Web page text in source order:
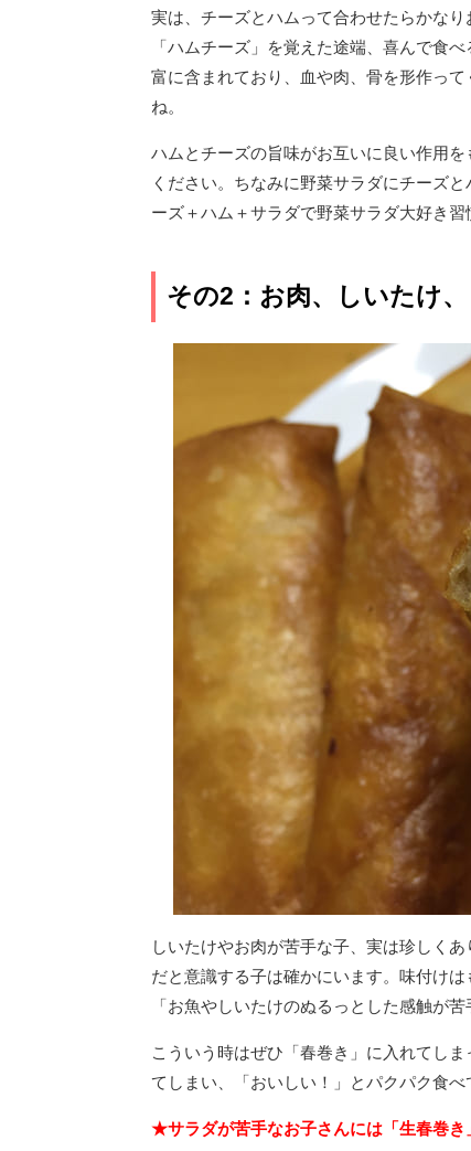
実は、チーズとハムって合わせたらかな
「ハムチーズ」を覚えた途端、喜んで食
富に含まれており、血や肉、骨を形作っ
ね。
ハムとチーズの旨味がお互いに良い作用
ください。ちなみに野菜サラダにチーズ
ーズ＋ハム＋サラダで野菜サラダ大好き習
その2：お肉、しいたけ
しいたけやお肉が苦手な子、実は珍しく
だと意識する子は確かにいます。味付け
「お魚やしいたけのぬるっとした感触が苦
こういう時はぜひ「春巻き」に入れてし
てしまい、「おいしい！」とパクパク食べ
★サラダが苦手なお子さんには「生春巻き